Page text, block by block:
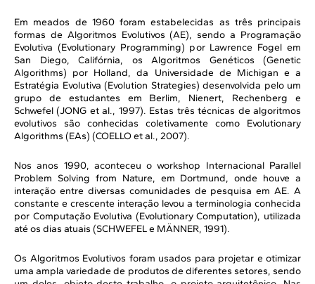
Em meados de 1960 foram estabelecidas as três principais
formas de Algoritmos Evolutivos (AE), sendo a Programação
Evolutiva (Evolutionary Programming) por Lawrence Fogel em
San Diego, Califórnia, os Algoritmos Genéticos (Genetic
Algorithms) por Holland, da Universidade de Michigan e a
Estratégia Evolutiva (Evolution Strategies) desenvolvida pelo um
grupo de estudantes em Berlim, Nienert, Rechenberg e
Schwefel (JONG et al., 1997). Estas três técnicas de algoritmos
evolutivos são conhecidas coletivamente como Evolutionary
Algorithms (EAs) (COELLO et al., 2007).
Nos anos 1990, aconteceu o workshop Internacional Parallel
Problem Solving from Nature, em Dortmund, onde houve a
interação entre diversas comunidades de pesquisa em AE. A
constante e crescente interação levou a terminologia conhecida
por Computação Evolutiva (Evolutionary Computation), utilizada
até os dias atuais (SCHWEFEL e MÄNNER, 1991).
Os Algoritmos Evolutivos foram usados para projetar e otimizar
uma ampla variedade de produtos de diferentes setores, sendo